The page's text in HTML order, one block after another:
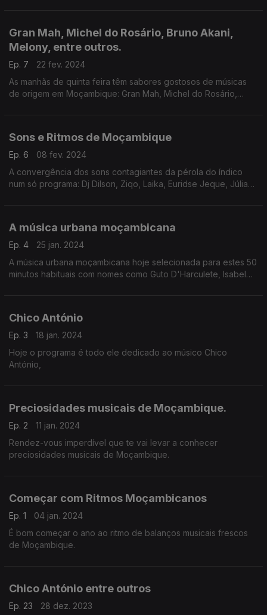
Gran Mah, Michel do Rosário, Bruno Akani,
Melony, entre outros.
Ep. 7
22 fev. 2024
As manhãs de quinta feira têm sabores gostosos de músicas
de origem em Moçambique: Gran Mah, Michel do Rosário,
Sons e Ritmos de Moçambique
Ep. 6
08 fev. 2024
A convergência dos sons contagiantes da pérola do índico
num só programa: Dj Dilson, Ziqo, Laika, Euridse Jeque, Júlia
A música urbana moçambicana
Ep. 4
25 jan. 2024
A música urbana moçambicana hoje selecionada para estes 50
minutos habituais com nomes como Guto D'Harculete, Isabel
Chico António
Ep. 3
18 jan. 2024
Hoje o programa é todo ele dedicado ao músico Chico
António,
Preciosidades musicais de Moçambique.
Ep. 2
11 jan. 2024
Rendez-vous imperdível que te vai levar a conhecer
preciosidades musicais de Moçambique.
Começar com Ritmos Moçambicanos
Ep. 1
04 jan. 2024
É bom começar o ano ao ritmo de balanços musicais frescos
de Moçambique.
Chico António entre outros
Ep. 23
28 dez. 2023